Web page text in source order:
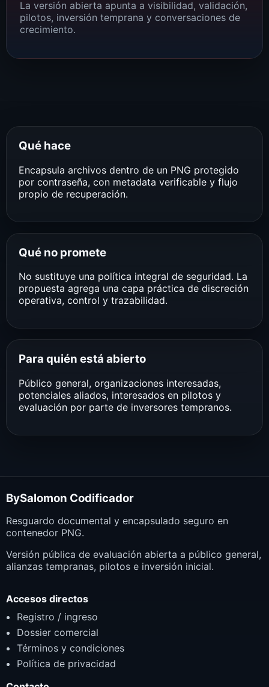
La versión abierta apunta a visibilidad, validación,
pilotos, inversión temprana y conversaciones de
crecimiento.
Qué hace
Encapsula archivos dentro de un PNG protegido
por contraseña, con metadata verificable y flujo
propio de recuperación.
Qué no promete
No sustituye una política integral de seguridad. La
propuesta agrega una capa práctica de discreción
operativa, control y trazabilidad.
Para quién está abierto
Público general, organizaciones interesadas,
potenciales aliados, interesados en pilotos y
evaluación por parte de inversores tempranos.
BySalomon Codificador
Resguardo documental y encapsulado seguro en
contenedor PNG.
Versión pública de evaluación abierta a público general,
alianzas tempranas, pilotos e inversión inicial.
Accesos directos
Registro / ingreso
Dossier comercial
Términos y condiciones
Política de privacidad